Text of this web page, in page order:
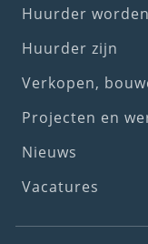
Footer
(1st
menu)
Huurder worden
Huurder zijn
Verkopen,
Projecten en
Nieuws
Vacatures